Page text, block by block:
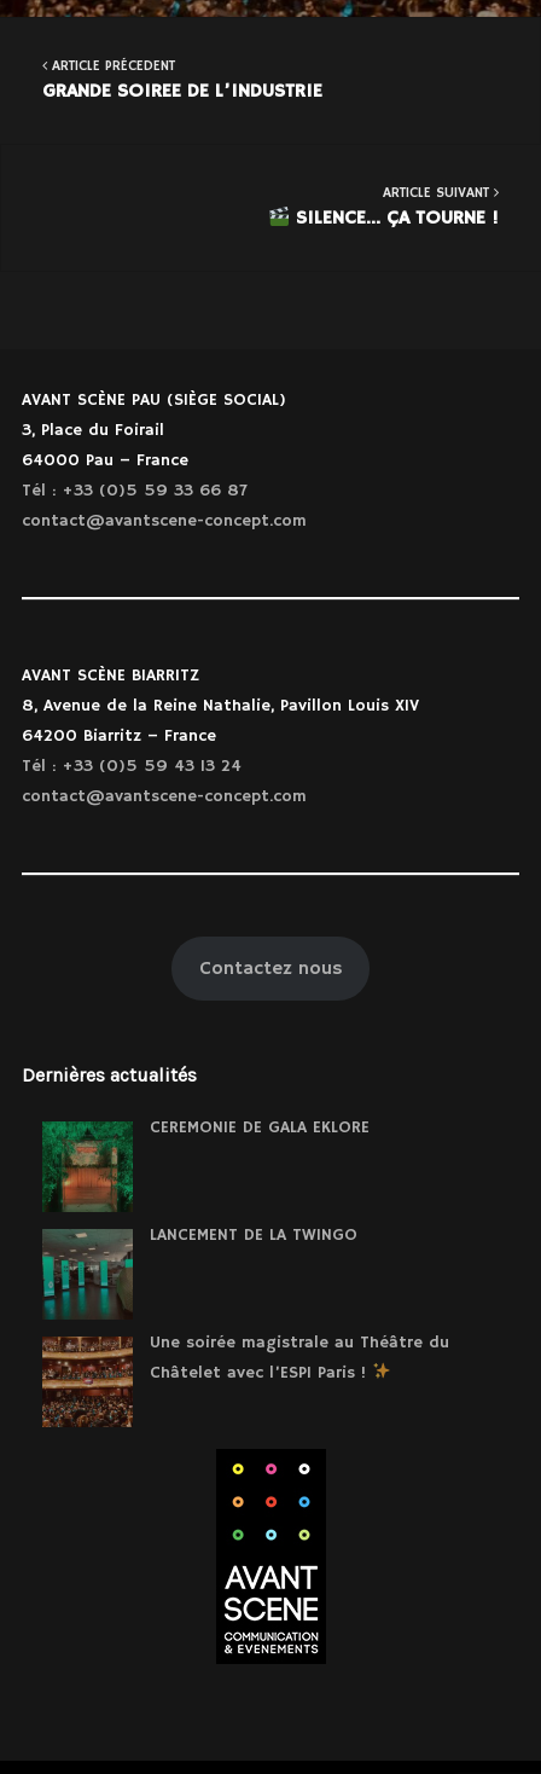
ARTICLE PRÉCEDENT
GRANDE SOIREE DE L’INDUSTRIE
ARTICLE SUIVANT
SILENCE… ÇA TOURNE !
AVANT SCÈNE PAU (SIÈGE SOCIAL)
3, Place du Foirail
64000 Pau – France
Tél : +33 (0)5 59 33 66 87
contact@avantscene-concept.com
AVANT SCÈNE BIARRITZ
8, Avenue de la Reine Nathalie, Pavillon Louis XIV
64200 Biarritz – France
Tél : +33 (0)5 59 43 13 24
contact@avantscene-concept.com
Contactez nous
Dernières actualités
CEREMONIE DE GALA EKLORE
LANCEMENT DE LA TWINGO
Une soirée magistrale au Théâtre du
Châtelet avec l’ESPI Paris !